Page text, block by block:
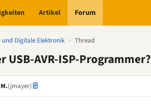
Artikel Forum
Digitale Elektronik › Thread
USB-AVR-ISP-Programmer?
(jmayer)